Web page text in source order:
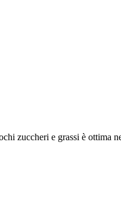
zuccheri e grassi è ottima